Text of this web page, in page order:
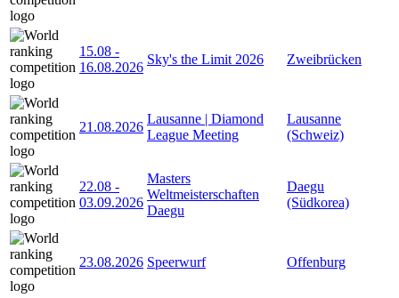
15.08 -
16.08.2026
Sky's the Limit 2026 Zweibrücken
21.08.2026
Lausanne | Diamond
League Meeting
Lausanne
(Schweiz)
22.08 -
03.09.2026
Masters
Weltmeisterschaften
Daegu
Daegu
(Südkorea)
23.08.2026 Speerwurf Offenburg